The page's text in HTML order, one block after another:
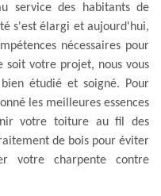
service des habitants de
s'est élargi et aujourd'hui,
nécessaires pour
soit votre projet, nous vous
étudié et soigné. Pour
les meilleures essences
votre toiture au fil des
de bois pour éviter
votre charpente contre